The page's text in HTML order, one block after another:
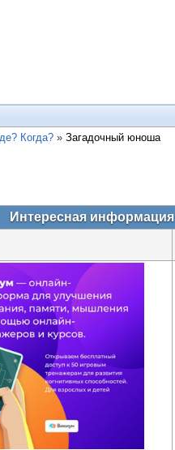
Когда? » Загадочный юноша
Интересная информация